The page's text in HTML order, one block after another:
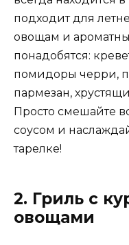
подходит для
овощам и
понадобятся:
помидоры черри,
пармезан,
Просто смешайте
соусом и
тарелке!
2. Гриль с
овощами